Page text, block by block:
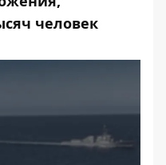
человек